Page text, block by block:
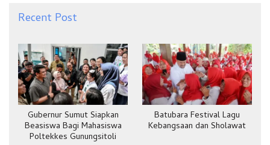
Recent Post
Gubernur Sumut Siapkan
Beasiswa Bagi Mahasiswa
Poltekkes Gunungsitoli
Batubara Festival Lagu
Kebangsaan dan Sholawat